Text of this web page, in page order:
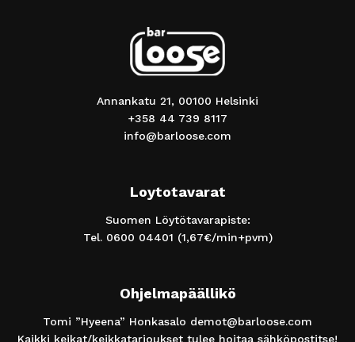
Annankatu 21, 00100 Helsinki
+358 44 739 8117
info@barloose.com
Loytotavarat
Suomen Löytötavarapiste:
Tel. 0600 04401 (1,67€/min+pvm)
Ohjelmapäällikö
Tomi ”Hyeena” Honkasalo demot@barloose.com
Kaikki keikat/keikkatarjoukset tulee hoitaa sähköpostitse!